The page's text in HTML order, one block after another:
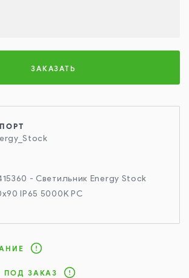
ЗАКАЗАТЬ
- Светильник Energy Stock
IP65 5000K PC
ЗАКАЗ